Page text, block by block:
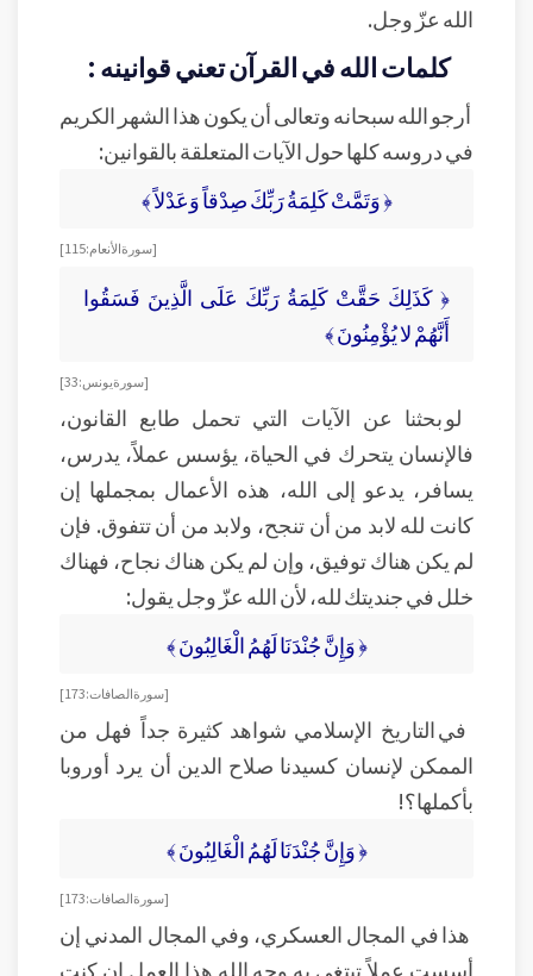
الله عزّ وجل.
كلمات الله في القرآن تعني قوانينه :
أرجو الله سبحانه وتعالى أن يكون هذا الشهر الكريم
في دروسه كلها حول الآيات المتعلقة بالقوانين:
﴿ وَتَمَّتْ كَلِمَةُ رَبِّكَ صِدْقاً وَعَدْلاً ﴾
[ سورة الأنعام: 115]
﴿ كَذَلِكَ حَقَّتْ كَلِمَةُ رَبِّكَ عَلَى الَّذِينَ فَسَقُوا
أَنَّهُمْ لا يُؤْمِنُونَ ﴾
[سورة يونس: 33]
لو بحثنا عن الآيات التي تحمل طابع القانون،
فالإنسان يتحرك في الحياة، يؤسس عملاً، يدرس،
يسافر، يدعو إلى الله، هذه الأعمال بمجملها إن
كانت لله لابد من أن تنجح، ولابد من أن تتفوق. فإن
لم يكن هناك توفيق، وإن لم يكن هناك نجاح، فهناك
خلل في جنديتك لله، لأن الله عزّ وجل يقول:
﴿ وَإِنَّ جُنْدَنَا لَهُمُ الْغَالِبُونَ ﴾
[سورة الصافات: 173]
في التاريخ الإسلامي شواهد كثيرة جداً فهل من
الممكن لإنسان كسيدنا صلاح الدين أن يرد أوروبا
بأكملها؟!
﴿ وَإِنَّ جُنْدَنَا لَهُمُ الْغَالِبُونَ ﴾
[سورة الصافات: 173]
هذا في المجال العسكري، وفي المجال المدني إن
أسست عملاً تبتغي به وجه الله هذا العمل إن كنت